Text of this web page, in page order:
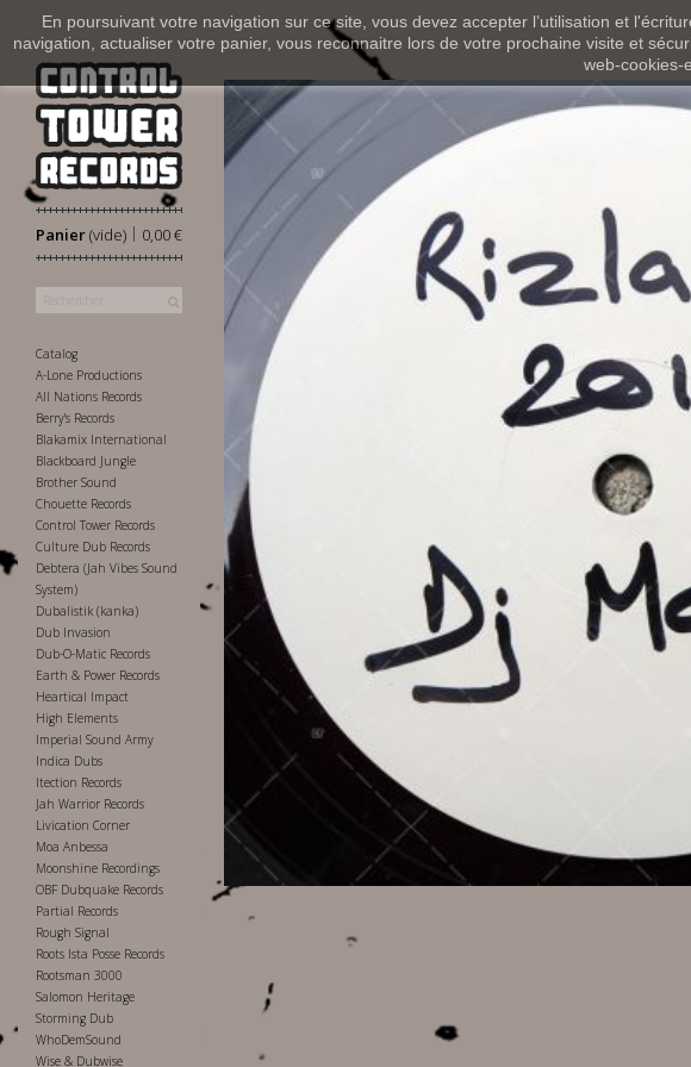
En poursuivant votre navigation sur ce site, vous devez accepter l’utilisation et
navigation, actualiser votre panier, vous reconnaitre lors de votre prochaine visite et
web-cookies-
Panier 0,00 €
|
(vide)
Catalog
A-Lone Productions
All Nations Records
Berry's Records
Blakamix International
Blackboard Jungle
Brother Sound
Chouette Records
Control Tower Records
Culture Dub Records
Debtera (Jah Vibes Sound
System)
Dubalistik (kanka)
Dub Invasion
Dub-O-Matic Records
Earth & Power Records
Heartical Impact
High Elements
Imperial Sound Army
Indica Dubs
Itection Records
Jah Warrior Records
Livication Corner
Moa Anbessa
Moonshine Recordings
OBF Dubquake Records
Partial Records
Rough Signal
Roots Ista Posse Records
Rootsman 3000
Salomon Heritage
Storming Dub
WhoDemSound
Wise & Dubwise